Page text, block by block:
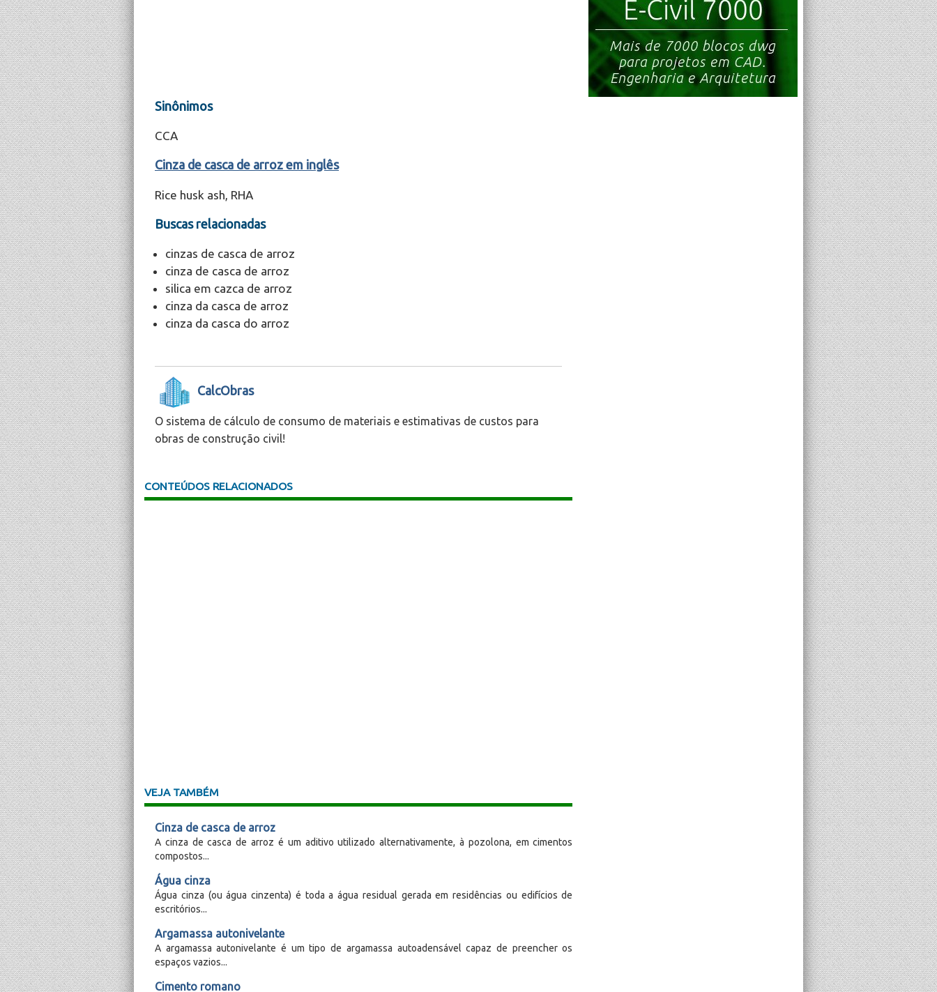
Sinônimos
CCA
Cinza de casca de arroz em inglês
Rice husk ash, RHA
Buscas relacionadas
cinzas de casca de arroz
cinza de casca de arroz
silica em cazca de arroz
cinza da casca de arroz
cinza da casca do arroz
CalcObras
O sistema de cálculo de consumo de materiais e estimativas de custos para
obras de construção civil!
CONTEÚDOS RELACIONADOS
VEJA TAMBÉM
Cinza de casca de arroz
A cinza de casca de arroz é um aditivo utilizado alternativamente, à pozolona, em cimentos
compostos...
Água cinza
Água cinza (ou água cinzenta) é toda a água residual gerada em residências ou edifícios de
escritórios...
Argamassa autonivelante
A argamassa autonivelante é um tipo de argamassa autoadensável capaz de preencher os
espaços vazios...
Cimento romano